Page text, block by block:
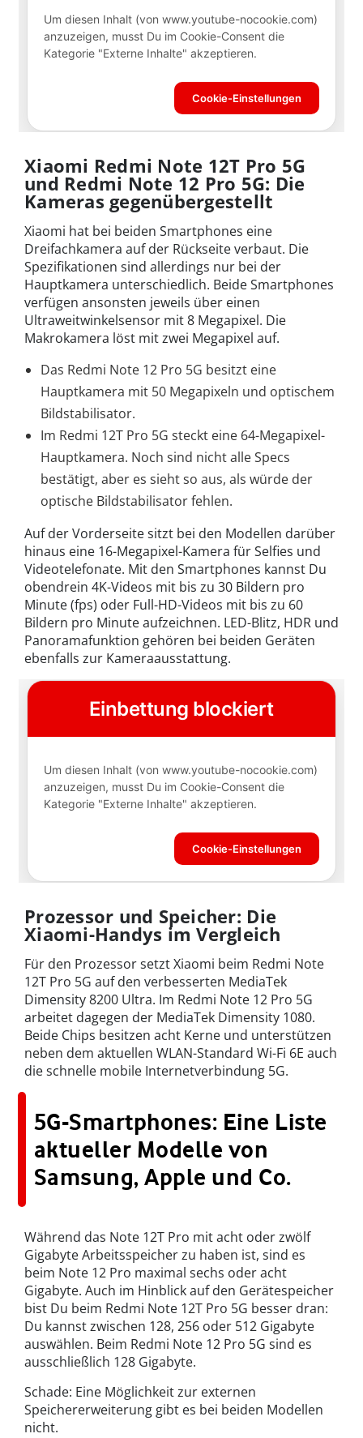
Xiaomi Redmi Note 12T Pro 5G
und Redmi Note 12 Pro 5G: Die
Kameras gegenübergestellt
Xiaomi hat bei beiden Smartphones eine
Dreifachkamera auf der Rückseite verbaut. Die
Spezifikationen sind allerdings nur bei der
Hauptkamera unterschiedlich. Beide Smartphones
verfügen ansonsten jeweils über einen
Ultraweitwinkelsensor mit 8 Megapixel. Die
Makrokamera löst mit zwei Megapixel auf.
Das Redmi Note 12 Pro 5G besitzt eine
Hauptkamera mit 50 Megapixeln und optischem
Bildstabilisator.
Im Redmi 12T Pro 5G steckt eine 64-Megapixel-
Hauptkamera. Noch sind nicht alle Specs
bestätigt, aber es sieht so aus, als würde der
optische Bildstabilisator fehlen.
Auf der Vorderseite sitzt bei den Modellen darüber
hinaus eine 16-Megapixel-Kamera für Selfies und
Videotelefonate. Mit den Smartphones kannst Du
obendrein 4K-Videos mit bis zu 30 Bildern pro
Minute (fps) oder Full-HD-Videos mit bis zu 60
Bildern pro Minute aufzeichnen. LED-Blitz, HDR und
Panoramafunktion gehören bei beiden Geräten
ebenfalls zur Kameraausstattung.
Prozessor und Speicher: Die
Xiaomi-Handys im Vergleich
Für den Prozessor setzt Xiaomi beim Redmi Note
12T Pro 5G auf den verbesserten MediaTek
Dimensity 8200 Ultra. Im Redmi Note 12 Pro 5G
arbeitet dagegen der MediaTek Dimensity 1080.
Beide Chips besitzen acht Kerne und unterstützen
neben dem aktuellen WLAN-Standard Wi-Fi 6E auch
die schnelle mobile Internetverbindung 5G.
5G-Smartphones: Eine Liste
aktueller Modelle von
Samsung, Apple und Co.
Während das Note 12T Pro mit acht oder zwölf
Gigabyte Arbeitsspeicher zu haben ist, sind es
beim Note 12 Pro maximal sechs oder acht
Gigabyte. Auch im Hinblick auf den Gerätespeicher
bist Du beim Redmi Note 12T Pro 5G besser dran:
Du kannst zwischen 128, 256 oder 512 Gigabyte
auswählen. Beim Redmi Note 12 Pro 5G sind es
ausschließlich 128 Gigabyte.
Schade: Eine Möglichkeit zur externen
Speichererweiterung gibt es bei beiden Modellen
nicht.